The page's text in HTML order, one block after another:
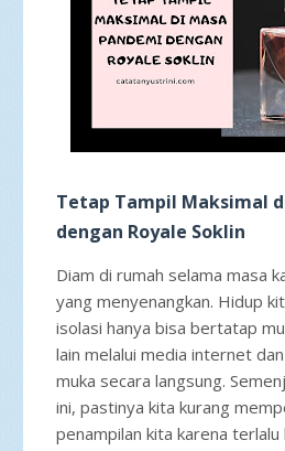
Tetap Tampil Maksimal
dengan Royale Soklin
Diam di rumah selama masa
yang menyenangkan. Hidup
isolasi hanya bisa bertatap
lain melalui media internet
muka secara langsung.
ini, pastinya kita kurang
penampilan kita karena terlalu